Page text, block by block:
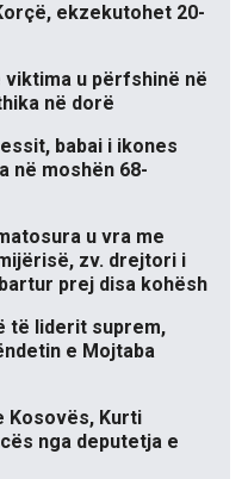
ekzekutohet 20-
u përfshinë në
në dorë
babai i ikones
në moshën 68-
u vra me
zv. drejtori i
prej disa kohësh
të liderit suprem,
e Mojtaba
Kosovës, Kurti
nga deputetja e